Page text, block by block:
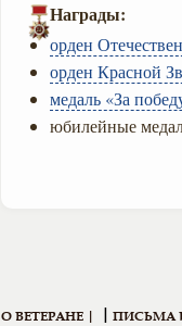
Награды:
орден
орден Красной
медаль «За
юбилейные
О ВЕТЕРАНЕ | | ПИСЬМА